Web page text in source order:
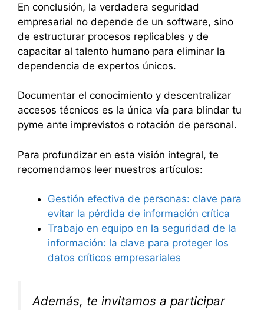
En conclusión, la verdadera seguridad
empresarial no depende de un software, sino
de estructurar procesos replicables y de
capacitar al talento humano para eliminar la
dependencia de expertos únicos.
Documentar el conocimiento y descentralizar
accesos técnicos es la única vía para blindar tu
pyme ante imprevistos o rotación de personal.
Para profundizar en esta visión integral, te
recomendamos leer nuestros artículos:
Gestión efectiva de personas: clave para
evitar la pérdida de información crítica
Trabajo en equipo en la seguridad de la
información: la clave para proteger los
datos críticos empresariales
Además, te invitamos a participar